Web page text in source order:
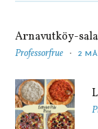
Arnavutköy-
Professorfrue 2